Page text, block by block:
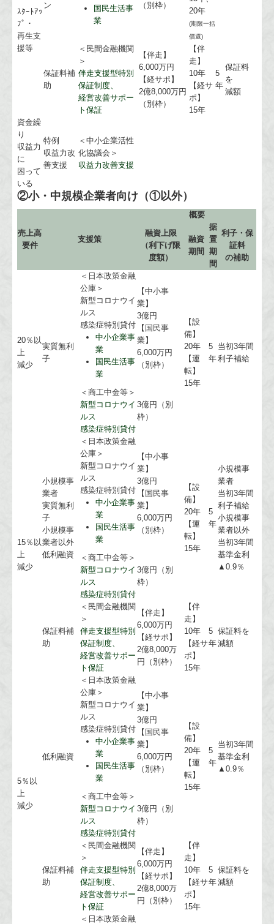
ｽﾀｰﾄｱｯ
ﾌﾟ・
再生支
援等
ン
国民生活事
業
（別枠）
20年
(期限一括
償還)
保証料補
助
＜民間金融機関
＞
伴走支援型特別
保証制度、
経営改善サポー
ト保証
【伴走】
6,000万円
【経サポ】
2億8,000万円
（別枠）
【伴
走】
10年
【経サ
ポ】
15年
5
年
保証料
を
減額
資金繰
り
収益力
に
困って
いる
特例
収益力改
善支援
＜中小企業活性
化協議会＞
収益力改善支援
②小・中規模企業者向け（①以外）
売上高
要件
支援策
概要
融資上限
（利下げ限
度額）
融資
期間
据
置
期
間
利子・保
証料
の補助
20％以
上
減少
実質無利
子
＜日本政策金融
公庫＞
新型コロナウイ
ルス
感染症特別貸付
中小企業事
業
国民生活事
業
【中小事
業】
3億円
【国民事
業】
6,000万円
（別枠）
【設
備】
20年
【運
転】
15年
5
年
当初3年間
利子補給
＜商工中金等＞
新型コロナウイ
ルス
感染症特別貸付
3億円（別
枠）
15％以
上
減少
小規模事
業者
実質無利
子
小規模事
業者以外
低利融資
＜日本政策金融
公庫＞
新型コロナウイ
ルス
感染症特別貸付
中小企業事
業
国民生活事
業
【中小事
業】
3億円
【国民事
業】
6,000万円
（別枠）
【設
備】
20年
【運
転】
15年
5
年
小規模事
業者
当初3年間
利子補給
小規模事
業者以外
当初3年間
基準金利
▲0.9％
＜商工中金等＞
新型コロナウイ
ルス
感染症特別貸付
3億円（別
枠）
保証料補
助
＜民間金融機関
＞
伴走支援型特別
保証制度、
経営改善サポー
ト保証
【伴走】
6,000万円
【経サポ】
2億8,000万
円（別枠）
【伴
走】
10年
【経サ
ポ】
15年
5
年
保証料を
減額
5％以
上
減少
低利融資
＜日本政策金融
公庫＞
新型コロナウイ
ルス
感染症特別貸付
中小企業事
業
国民生活事
業
【中小事
業】
3億円
【国民事
業】
6,000万円
（別枠）
【設
備】
20年
【運
転】
15年
5
年
当初3年間
基準金利
▲0.9％
＜商工中金等＞
新型コロナウイ
ルス
感染症特別貸付
3億円（別
枠）
保証料補
助
＜民間金融機関
＞
伴走支援型特別
保証制度、
経営改善サポー
ト保証
【伴走】
6,000万円
【経サポ】
2億8,000万
円（別枠）
【伴
走】
10年
【経サ
ポ】
15年
5
年
保証料を
減額
＜日本政策金融